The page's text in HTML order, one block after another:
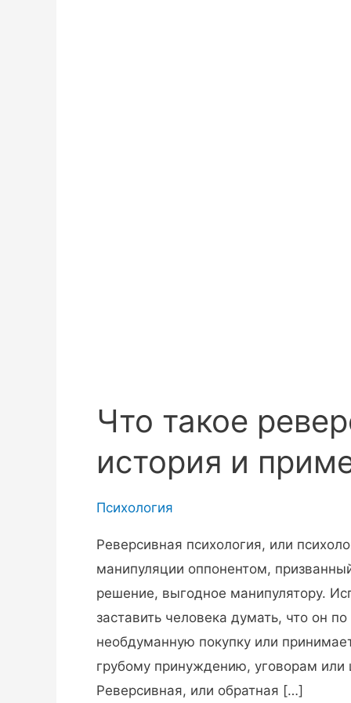
Что такое
история и
Психология
Реверсивная психология, или
манипуляции оппонентом,
решение, выгодное манипулятору.
заставить человека думать, что он
необдуманную покупку или
грубому принуждению, уговорам или
Реверсивная, или обратная […]